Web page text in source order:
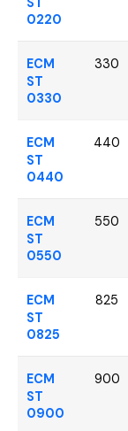
0220
ECM
ST
0330
330
ECM
ST
0440
440
ECM
ST
0550
550
ECM
ST
0825
825
ECM
ST
0900
900